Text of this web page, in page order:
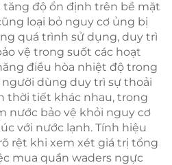
tăng độ ổn định trên bề mặt
loại bỏ nguy cơ ủng bị
quá trình sử dụng, duy trì
vệ trong suốt các hoạt
điều hòa nhiệt độ trong
dùng duy trì sự thoải
thời tiết khác nhau, trong
nước bảo vệ khỏi nguy cơ
với nước lạnh. Tính hiệu
rệt khi xem xét giá trị tổng
mua quần waders ngực